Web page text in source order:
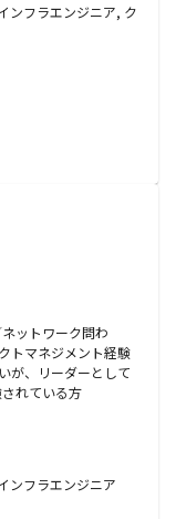
ンフラエンジニア, ク
ットワーク問わ
トマネジメント経験
が、リーダーとして
れている方
ンフラエンジニア